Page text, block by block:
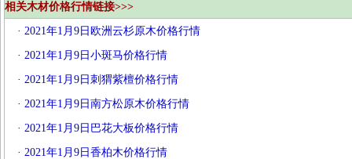
相关木材价格行情链接>>>
· 2021年1月9日欧洲云杉原木价格行情
· 2021年1月9日小斑马价格行情
· 2021年1月9日刺猬紫檀价格行情
· 2021年1月9日南方松原木价格行情
· 2021年1月9日巴花大板价格行情
· 2021年1月9日香柏木价格行情